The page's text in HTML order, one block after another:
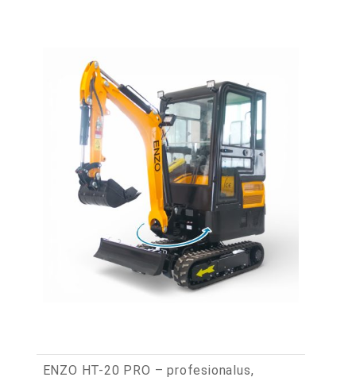
ENZO HT-20 PRO – profesionalus,